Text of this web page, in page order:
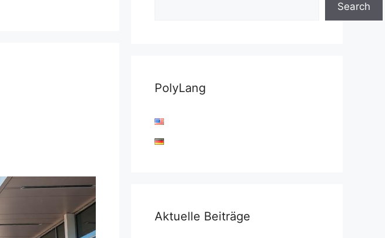
Search
PolyLang
Aktuelle Beiträge